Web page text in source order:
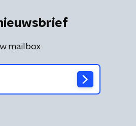
mailbox